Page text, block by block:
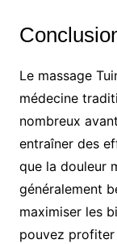
Le massage
médecine
nombreux
entraîner des
que la douleur
généralement
maximiser les
pouvez